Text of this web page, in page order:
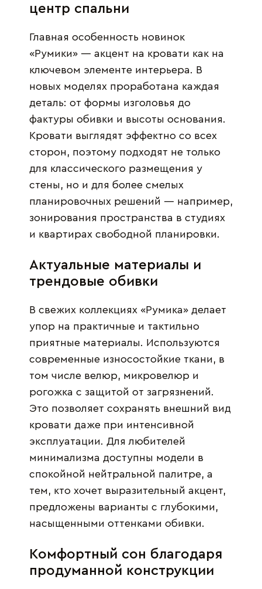
центр спальни
Главная особенность новинок
«Румики» — акцент на кровати как на
ключевом элементе интерьера. В
новых моделях проработана каждая
деталь: от формы изголовья до
фактуры обивки и высоты основания.
Кровати выглядят эффектно со всех
сторон, поэтому подходят не только
для классического размещения у
стены, но и для более смелых
планировочных решений — например,
зонирования пространства в студиях
и квартирах свободной планировки.
Актуальные материалы и
трендовые обивки
В свежих коллекциях «Румика» делает
упор на практичные и тактильно
приятные материалы. Используются
современные износостойкие ткани, в
том числе велюр, микровелюр и
рогожка с защитой от загрязнений.
Это позволяет сохранять внешний вид
кровати даже при интенсивной
эксплуатации. Для любителей
минимализма доступны модели в
спокойной нейтральной палитре, а
тем, кто хочет выразительный акцент,
предложены варианты с глубокими,
насыщенными оттенками обивки.
Комфортный сон благодаря
продуманной конструкции